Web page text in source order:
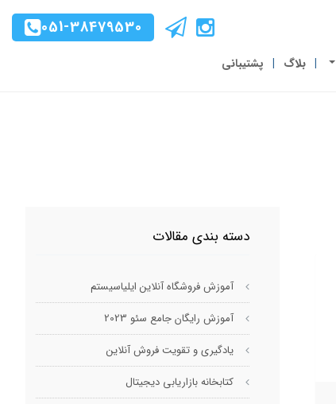
051-38479530
بلاگ پشتیبانی
دسته بندی مقالات
آموزش فروشگاه آنلاین ایلیاسیستم
آموزش رایگان جامع سئو 2023
یادگیری و تقویت فروش آنلاین
کتابخانه بازاریابی دیجیتال